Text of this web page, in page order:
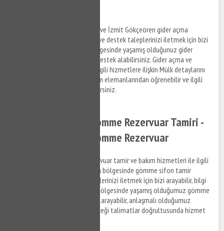
İzmit Gökçeören lavabo açma ve İzmit Gökçeören gider açma
hizmetleri ile ilgili bilgi almak ve destek taleplerinizi iletmek için bizi
arayabilir, İzmit Gökçeören bölgesinde yaşamış olduğunuz gider
tıkanıklık problemleri ile ilgili destek alabilirsiniz. Gider açma ve
tıkanıklık açma hizmetleri ve ilgili hizmetlere ilişkin Mülk detaylarını
anlaşmalı olduğumuz firmaların elemanlarından öğrenebilir ve ilgili
hizmetler hakkında bilgi alabilirsiniz.
İzmit Gökçeören Gömme Rezervuar Tamiri -
İzmit Gökçeören Gömme Rezervuar
İzmit Gökçeören gömme rezervuar tamir ve bakım hizmetleri ile ilgili
bilgi almak ve İzmit Gökçeören bölgesinde gömme sifon tamir
hizmeti hakkında destek taleplerinizi iletmek için bizi arayabilir, bilgi
alabilirsiniz. İzmit Gökçeören bölgesinde yaşamış olduğumuz gömme
rezervuar sorunları ile ilgili bizi arayabilir, anlaşmalı olduğumuz
firmaların personellerinin vereceği talimatlar doğrultusunda hizmet